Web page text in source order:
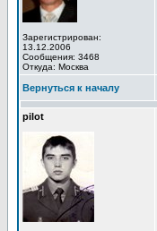
Зарегистрирован:
13.12.2006
Сообщения: 3468
Откуда: Москва
Вернуться к началу
pilot